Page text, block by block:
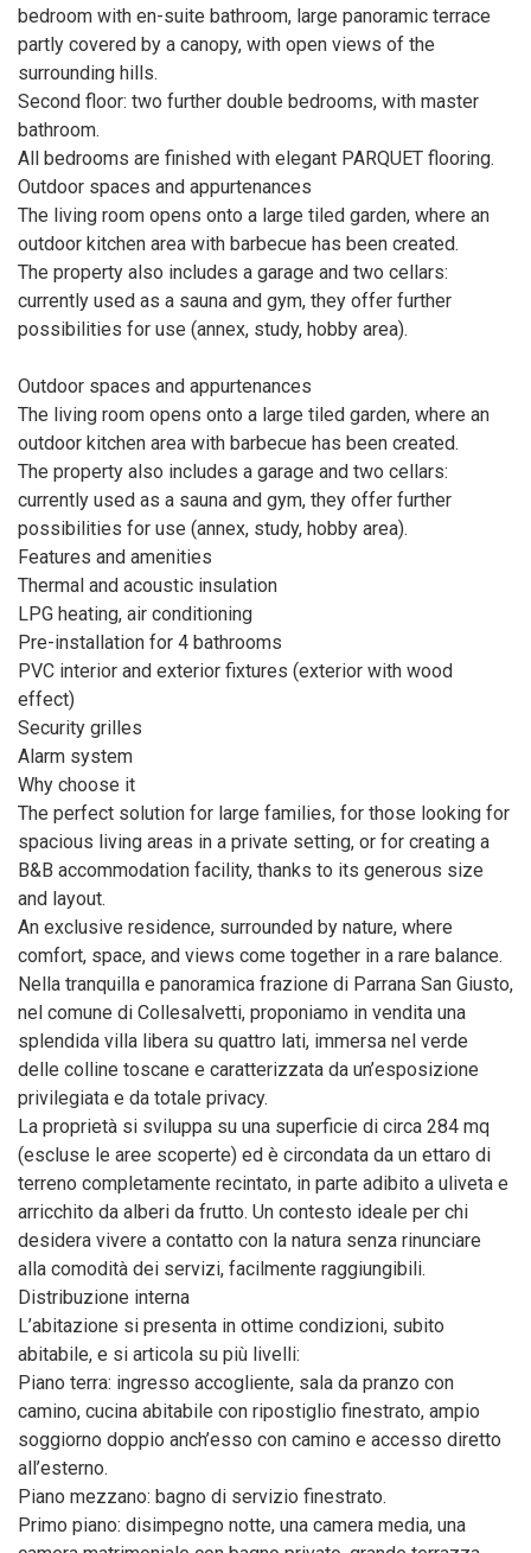
bedroom with en-suite bathroom, large panoramic terrace
partly covered by a canopy, with open views of the
surrounding hills.
Second floor: two further double bedrooms, with master
bathroom.
All bedrooms are finished with elegant PARQUET flooring.
Outdoor spaces and appurtenances
The living room opens onto a large tiled garden, where an
outdoor kitchen area with barbecue has been created.
The property also includes a garage and two cellars:
currently used as a sauna and gym, they offer further
possibilities for use (annex, study, hobby area).
Outdoor spaces and appurtenances
The living room opens onto a large tiled garden, where an
outdoor kitchen area with barbecue has been created.
The property also includes a garage and two cellars:
currently used as a sauna and gym, they offer further
possibilities for use (annex, study, hobby area).
Features and amenities
Thermal and acoustic insulation
LPG heating, air conditioning
Pre-installation for 4 bathrooms
PVC interior and exterior fixtures (exterior with wood
effect)
Security grilles
Alarm system
Why choose it
The perfect solution for large families, for those looking for
spacious living areas in a private setting, or for creating a
B&B accommodation facility, thanks to its generous size
and layout.
An exclusive residence, surrounded by nature, where
comfort, space, and views come together in a rare balance.
Nella tranquilla e panoramica frazione di Parrana San Giusto,
nel comune di Collesalvetti, proponiamo in vendita una
splendida villa libera su quattro lati, immersa nel verde
delle colline toscane e caratterizzata da un’esposizione
privilegiata e da totale privacy.
La proprietà si sviluppa su una superficie di circa 284 mq
(escluse le aree scoperte) ed è circondata da un ettaro di
terreno completamente recintato, in parte adibito a uliveta e
arricchito da alberi da frutto. Un contesto ideale per chi
desidera vivere a contatto con la natura senza rinunciare
alla comodità dei servizi, facilmente raggiungibili.
Distribuzione interna
L’abitazione si presenta in ottime condizioni, subito
abitabile, e si articola su più livelli:
Piano terra: ingresso accogliente, sala da pranzo con
camino, cucina abitabile con ripostiglio finestrato, ampio
soggiorno doppio anch’esso con camino e accesso diretto
all’esterno.
Piano mezzano: bagno di servizio finestrato.
Primo piano: disimpegno notte, una camera media, una